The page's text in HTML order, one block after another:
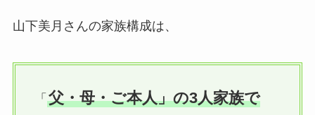
山下美月さんの家族構成は、
「 父・母・ご本人」の3人家族で